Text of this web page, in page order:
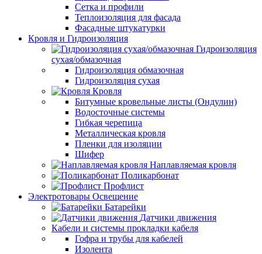
Сетка и профили
Теплоизоляция для фасада
Фасадные штукатурки
Кровля и Гидроизоляция
Гидроизоляция
сухая/обмазочная
Гидроизоляция обмазочная
Гидроизоляция сухая
Кровля
Битумные кровельные листы (Ондулин)
Водосточные системы
Гибкая черепица
Металлическая кровля
Пленки для изоляции
Шифер
Наплавляемая кровля
Поликарбонат
Профлист
Электротовары Освещение
Батарейки
Датчики движения
Кабели и системы прокладки кабеля
Гофра и трубы для кабелей
Изолента